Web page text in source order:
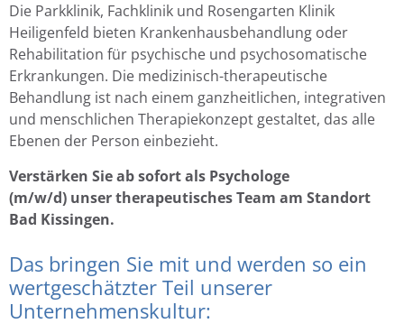
Die Parkklinik, Fachklinik und Rosengarten Klinik
Heiligenfeld bieten Krankenhausbehandlung oder
Rehabilitation für psychische und psychosomatische
Erkrankungen. Die medizinisch-therapeutische
Behandlung ist nach einem ganzheitlichen, integrativen
und menschlichen Therapiekonzept gestaltet, das alle
Ebenen der Person einbezieht.
Verstärken Sie ab sofort als Psychologe
(m/w/d) unser therapeutisches Team am Standort
Bad Kissingen.
Das bringen Sie mit und werden so ein
wertgeschätzter Teil unserer
Unternehmenskultur: